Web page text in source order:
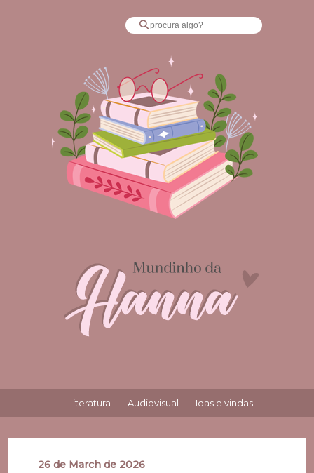
Literatura Audiovisual Idas e vindas
26 de March de 2026